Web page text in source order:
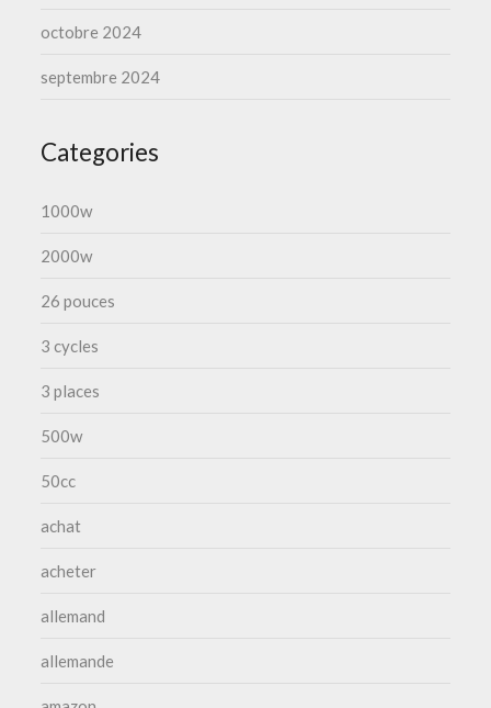
octobre 2024
septembre 2024
Categories
1000w
2000w
26 pouces
3 cycles
3 places
500w
50cc
achat
acheter
allemand
allemande